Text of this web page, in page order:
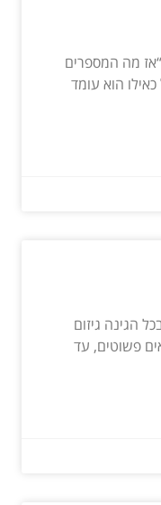
מה המספרים
הוא עומד
הגינה גיזום
פשוטים, עד